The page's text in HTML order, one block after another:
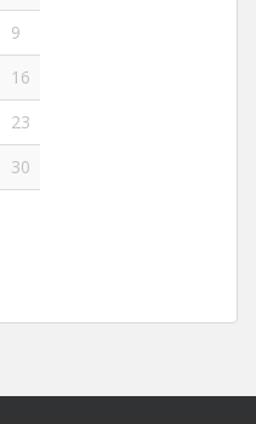
9
16
23
30